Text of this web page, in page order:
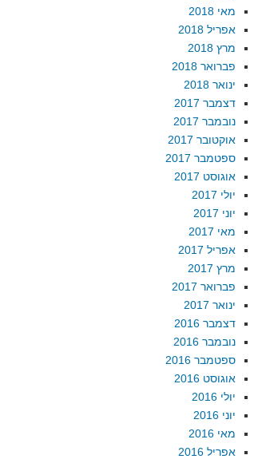
מאי 2018
אפריל 2018
מרץ 2018
פברואר 2018
ינואר 2018
דצמבר 2017
נובמבר 2017
אוקטובר 2017
ספטמבר 2017
אוגוסט 2017
יולי 2017
יוני 2017
מאי 2017
אפריל 2017
מרץ 2017
פברואר 2017
ינואר 2017
דצמבר 2016
נובמבר 2016
ספטמבר 2016
אוגוסט 2016
יולי 2016
יוני 2016
מאי 2016
אפריל 2016